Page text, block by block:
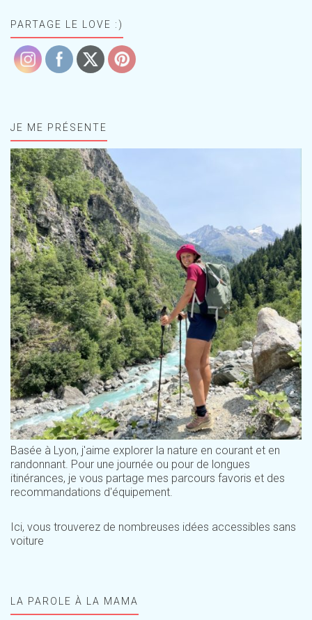
PARTAGE LE LOVE :)
JE ME PRÉSENTE
Basée à Lyon, j'aime explorer la nature en courant et en
randonnant. Pour une journée ou pour de longues
itinérances, je vous partage mes parcours favoris et des
recommandations d'équipement.
Ici, vous trouverez de nombreuses idées accessibles sans
voiture
LA PAROLE À LA MAMA